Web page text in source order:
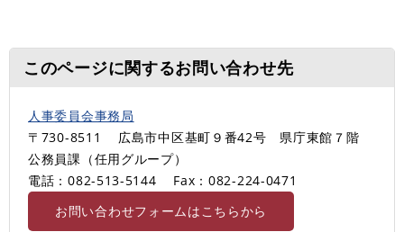
このページに関するお問い合わせ先
人事委員会事務局
〒730-8511
広島市中区基町９番42号 県庁東館７階
公務員課（任用グループ）
電話：082-513-5144
Fax：082-224-0471
お問い合わせフォームはこちらから